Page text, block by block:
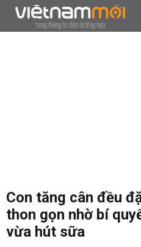
Con tăng cân đều
thon gọn nhờ bí
vừa hút sữa